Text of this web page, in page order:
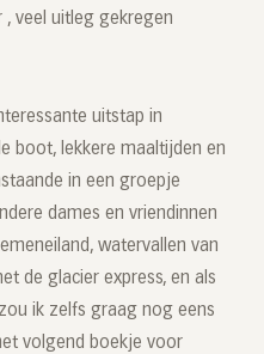
, veel uitleg gekregen
uitstap in
boot, lekkere maaltijden en
in een groepje
dames en vriendinnen
watervallen van
de glacier express, en als
ik zelfs graag nog eens
volgend boekje voor